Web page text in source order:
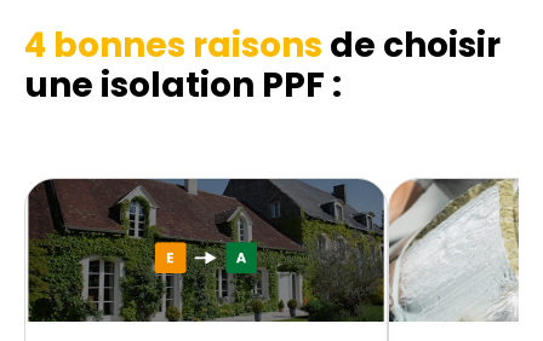
4 bonnes raisons de choisir
une isolation PPF :